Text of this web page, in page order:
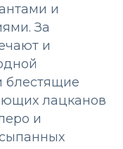
и
За
и
блестящие
лацканов
и